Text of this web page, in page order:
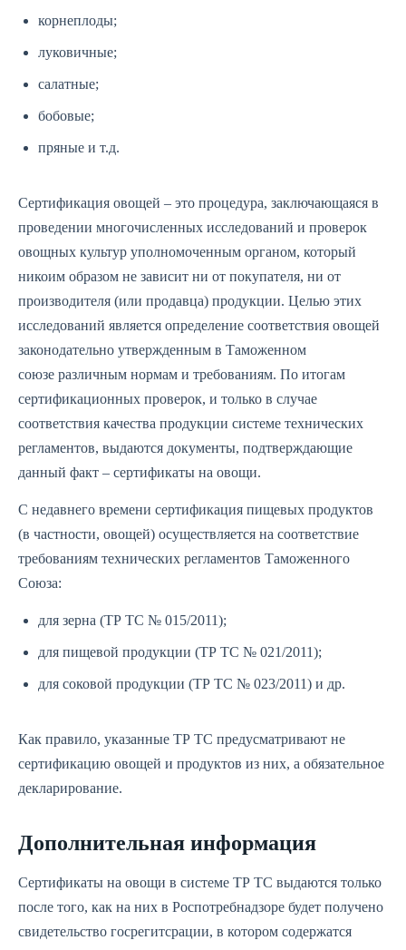
корнеплоды;
луковичные;
салатные;
бобовые;
пряные и т.д.
Сертификация овощей – это процедура, заключающаяся в
проведении многочисленных исследований и проверок
овощных культур уполномоченным органом, который
никоим образом не зависит ни от покупателя, ни от
производителя (или продавца) продукции. Целью этих
исследований является определение соответствия овощей
законодательно утвержденным в Таможенном
союзе различным нормам и требованиям. По итогам
сертификационных проверок, и только в случае
соответствия качества продукции системе технических
регламентов, выдаются документы, подтверждающие
данный факт – сертификаты на овощи.
С недавнего времени сертификация пищевых продуктов
(в частности, овощей) осуществляется на соответствие
требованиям технических регламентов Таможенного
Союза:
для зерна (ТР ТС № 015/2011);
для пищевой продукции (ТР ТС № 021/2011);
для соковой продукции (ТР ТС № 023/2011) и др.
Как правило, указанные ТР ТС предусматривают не
сертификацию овощей и продуктов из них, а обязательное
декларирование.
Дополнительная информация
Сертификаты на овощи в системе ТР ТС выдаются только
после того, как на них в Роспотребнадзоре будет получено
свидетельство госрегитсрации, в котором содержатся